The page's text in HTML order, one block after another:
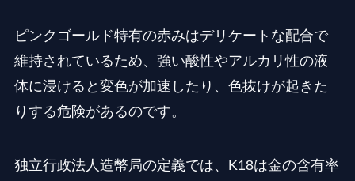
ピンクゴールド特有の赤みはデリケートな配合で
維持されているため、強い酸性やアルカリ性の液
体に浸けると変色が加速したり、色抜けが起きた
りする危険があるのです。
独立行政法人造幣局の定義では、K18は金の含有率